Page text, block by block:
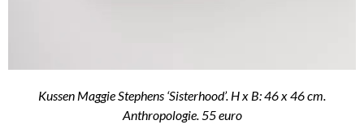
Kussen Maggie Stephens ‘Sisterhood’. H x B: 46 x 46 cm.
Anthropologie. 55 euro